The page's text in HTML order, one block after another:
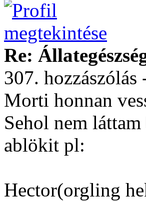
Re:
307.
Morti honnan
Sehol nem
ablökit pl:
Hector(orgling